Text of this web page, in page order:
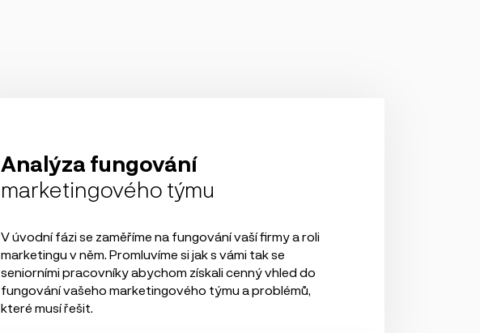
Analýza fungování
marketingového týmu
V úvodní fázi se zaměříme na fungování vaší firmy a roli
marketingu v něm. Promluvíme si jak s vámi tak se
seniorními pracovníky abychom získali cenný vhled do
fungování vašeho marketingového týmu a problémů,
které musí řešit.